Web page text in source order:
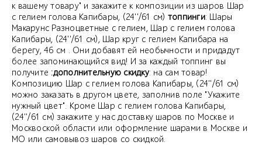
к вашему товару" и закажите к композиции из шаров Шар
с гелием голова Капибары, (24''/61 см) топпинги: Шары
Макарунс Разноцветные с гелием, Шар с гелием голова
Капибары, (24''/61 см), Шар круг с гелием Капибара на
берегу, 46 см . Они добавят ей необычности и придадут
более запоминающийся вид! И за каждый топпинг вы
получите :дополнительную скидку: на сам товар!
Композицию Шар с гелием голова Капибары, (24''/61 см)
можно заказать в другом цвете, заполнив поле "Укажите
нужный цвет". Кроме Шар с гелием голова Капибары,
(24''/61 см) закажите у нас доставку шаров по Москве и
Москвоской области или оформление шарами в Москве и
МО или самовывоз шаров со скидкой.